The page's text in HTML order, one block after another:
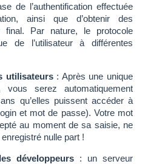
de l’authentification effectuée
ainsi que d’obtenir des
final. Par nature, le protocole
de l’utilisateur à différentes
utilisateurs: Après une unique
vous serez automatiquement
qu’elles puissent accéder à
et mot de passe). Votre mot
au moment de sa saisie, ne
nulle part !
développeurs : un serveur